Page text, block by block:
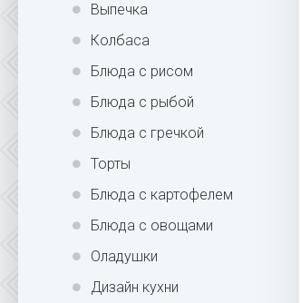
Выпечка
Колбаса
Блюда с рисом
Блюда с рыбой
Блюда с гречкой
Торты
Блюда с картофелем
Блюда с овощами
Оладушки
Дизайн кухни